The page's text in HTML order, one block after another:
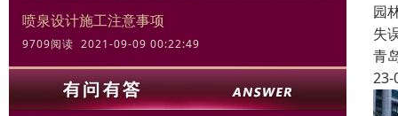
喷泉设计施工注意事项
9709阅读 2021-09-09 00:22:49
园
失
青
23-